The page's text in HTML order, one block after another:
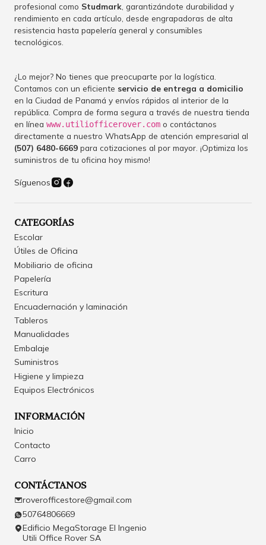
profesional como Studmark , garantizándote durabilidad y
rendimiento en cada artículo, desde engrapadoras de alta
resistencia hasta papelería general y consumibles
tecnológicos.
¿Lo mejor? No tienes que preocuparte por la logística.
Contamos con un eficiente servicio de entrega a domicilio
en la Ciudad de Panamá y envíos rápidos al interior de la
república. Compra de forma segura a través de nuestra tienda
en línea www.utiliofficerover.com o contáctanos
directamente a nuestro WhatsApp de atención empresarial al
(507) 6480-6669 para cotizaciones al por mayor. ¡Optimiza los
suministros de tu oficina hoy mismo!
Síguenos
CATEGORÍAS
Escolar
Útiles de Oficina
Mobiliario de oficina
Papelería
Escritura
Encuadernación y laminación
Tableros
Manualidades
Embalaje
Suministros
Higiene y limpieza
Equipos Electrónicos
INFORMACIÓN
Inicio
Contacto
Carro
CONTÁCTANOS
roverofficestore@gmail.com
50764806669
Edificio MegaStorage El Ingenio
Utili Office Rover SA